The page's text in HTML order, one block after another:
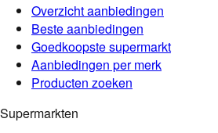
Overzicht aanbiedingen
Beste aanbiedingen
Goedkoopste supermarkt
Aanbiedingen per merk
Producten zoeken
Supermarkten